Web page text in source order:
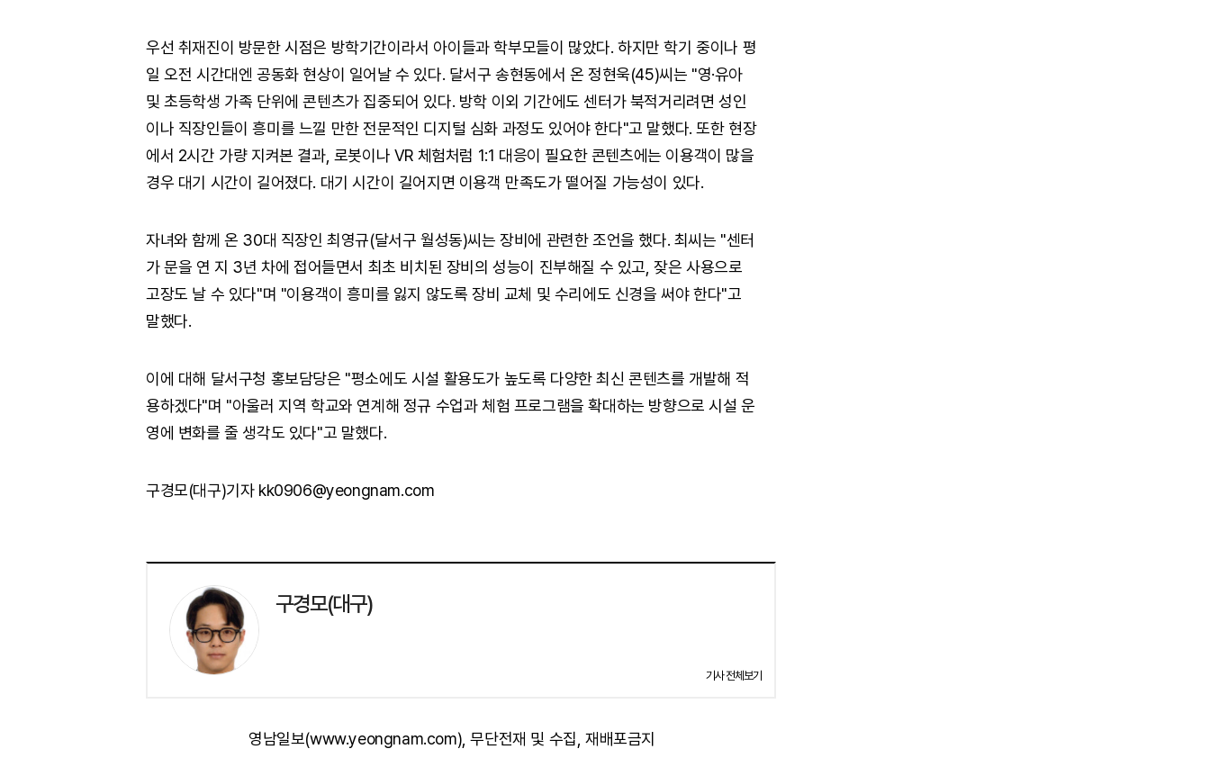
우선 취재진이 방문한 시점은 방학기간이라서 아이들과 학부모들이 많았다. 하지만 학기 중이나 평
일 오전 시간대엔 공동화 현상이 일어날 수 있다. 달서구 송현동에서 온 정현욱(45)씨는 "영·유아
및 초등학생 가족 단위에 콘텐츠가 집중되어 있다. 방학 이외 기간에도 센터가 북적거리려면 성인
이나 직장인들이 흥미를 느낄 만한 전문적인 디지털 심화 과정도 있어야 한다"고 말했다. 또한 현장
에서 2시간 가량 지켜본 결과, 로봇이나 VR 체험처럼 1:1 대응이 필요한 콘텐츠에는 이용객이 많을
경우 대기 시간이 길어졌다. 대기 시간이 길어지면 이용객 만족도가 떨어질 가능성이 있다.
자녀와 함께 온 30대 직장인 최영규(달서구 월성동)씨는 장비에 관련한 조언을 했다. 최씨는 "센터
가 문을 연 지 3년 차에 접어들면서 최초 비치된 장비의 성능이 진부해질 수 있고, 잦은 사용으로
고장도 날 수 있다"며 "이용객이 흥미를 잃지 않도록 장비 교체 및 수리에도 신경을 써야 한다"고
말했다.
이에 대해 달서구청 홍보담당은 "평소에도 시설 활용도가 높도록 다양한 최신 콘텐츠를 개발해 적
용하겠다"며 "아울러 지역 학교와 연계해 정규 수업과 체험 프로그램을 확대하는 방향으로 시설 운
영에 변화를 줄 생각도 있다"고 말했다.
구경모(대구)기자 kk0906@yeongnam.com
구경모(대구)
기사 전체보기
영남일보(www.yeongnam.com), 무단전재 및 수집, 재배포금지